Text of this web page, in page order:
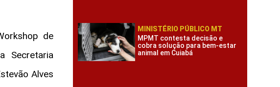
de
Secretaria
Alves
MINISTÉRIO PÚBLICO MT
MPMT contesta decisão e
cobra solução para bem-estar
animal em Cuiabá